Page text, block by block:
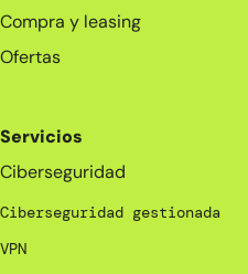
Compra y leasing
Ofertas
Servicios
Ciberseguridad
Ciberseguridad gestionada
VPN